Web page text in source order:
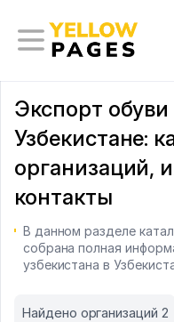
Экспорт обуви
Узбекистане:
организаций,
контакты
В данном разделе
собрана полная
узбекистана в
Найдено организаций 2